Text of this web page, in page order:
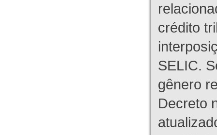
crédito
SELIC.
gênero
Decreto